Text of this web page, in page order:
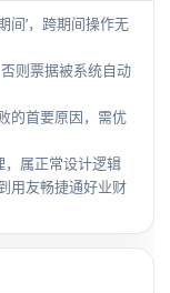
间’，跨期间操作无
则票据被系统自动
的首要原因，需优
，属正常设计逻辑
用友畅捷通好业财